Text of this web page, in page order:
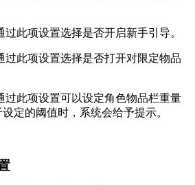
过此项设置选择是否开启新手引导。
过此项设置选择是否打开对限定物品
过此项设置可以设定角色物品栏重量
定的阈值时，系统会给予提示。